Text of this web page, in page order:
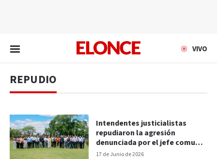
VIVO
REPUDIO
17 de Junio de 2026
Intendentes justicialistas
repudiaron la agresión
denunciada por el jefe comunal
Martín Ruiz